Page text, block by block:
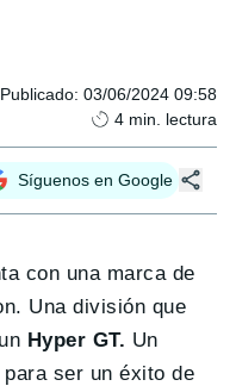
Publicado: 03/06/2024 09:58
4 min. lectura
Síguenos en Google
con una marca de
Una división que
Hyper GT. Un
ser un éxito de